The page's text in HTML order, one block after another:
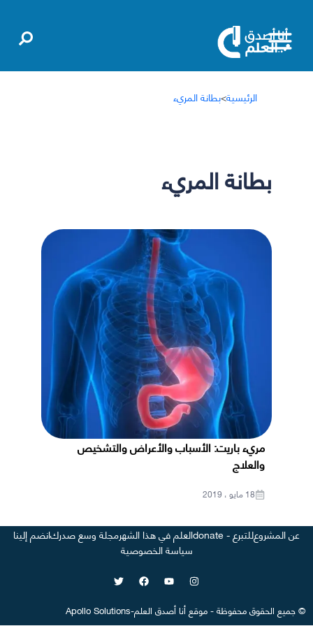
الرئيسية>بطانة المريء
بطانة المريء
مريء باريت: الأسباب والأعراض والتشخيص
والعلاج
18 مايو ، 2019
عن المشروعللتبرع - donate العلم في هذا الشهرمجلة وسع صدركانضم إلينا
سياسة الخصوصية
©جميع الحقوق محفوظة-موقعأنا أصدق العلم-
Apollo Solutions